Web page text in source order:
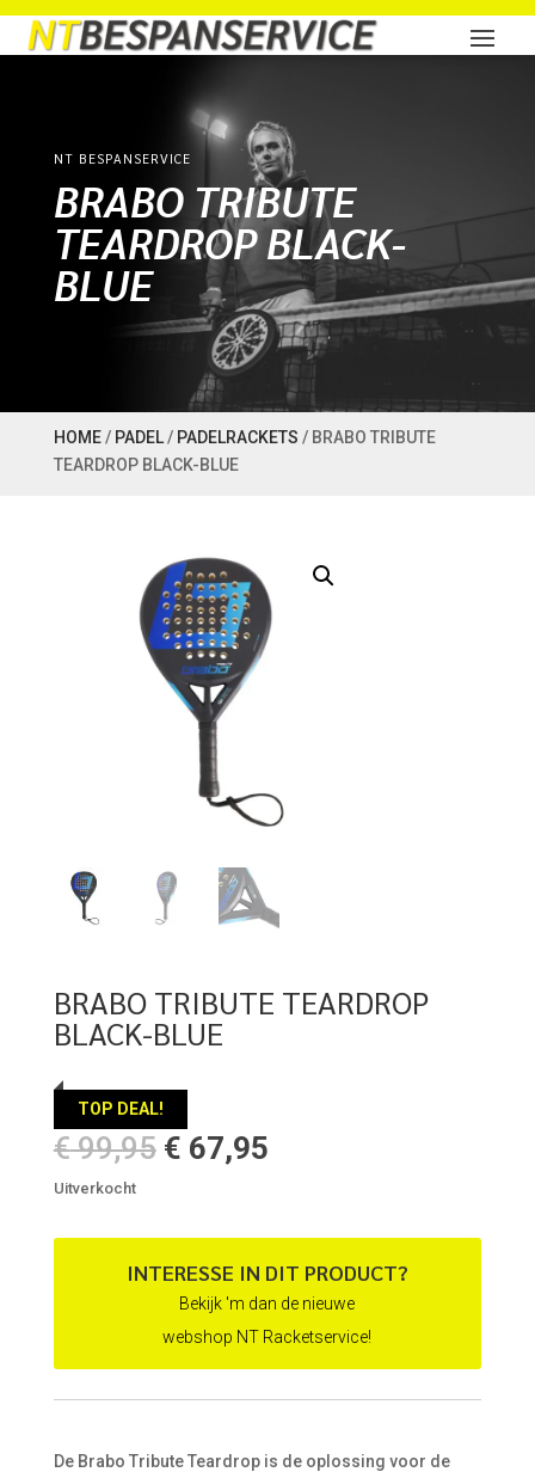
NT BESPANSERVICE
BRABO TRIBUTE
TEARDROP BLACK-
BLUE
HOME/ PADEL/ PADELRACKETS / BRABO TRIBUTE
TEARDROP BLACK-BLUE
BRABO TRIBUTE TEARDROP
BLACK-BLUE
TOP DEAL!
€99,95 Oorspronkelijke
€ 99,95.
€ 67,95Huidige
€ 67,95.
Uitverkocht
INTERESSE IN DIT PRODUCT?
Bekijk 'm dan de nieuwe
webshop NT Racketservice!
De Brabo Tribute Teardrop is de oplossing voor de